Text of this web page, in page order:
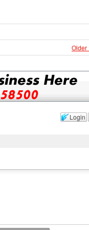
Older
Login